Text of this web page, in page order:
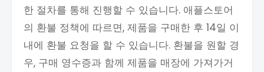
한 절차를 통해 진행할 수 있습니다. 애플스토어
의 환불 정책에 따르면, 제품을 구매한 후 14일 이
내에 환불 요청을 할 수 있습니다. 환불을 원할 경
우, 구매 영수증과 함께 제품을 매장에 가져가거